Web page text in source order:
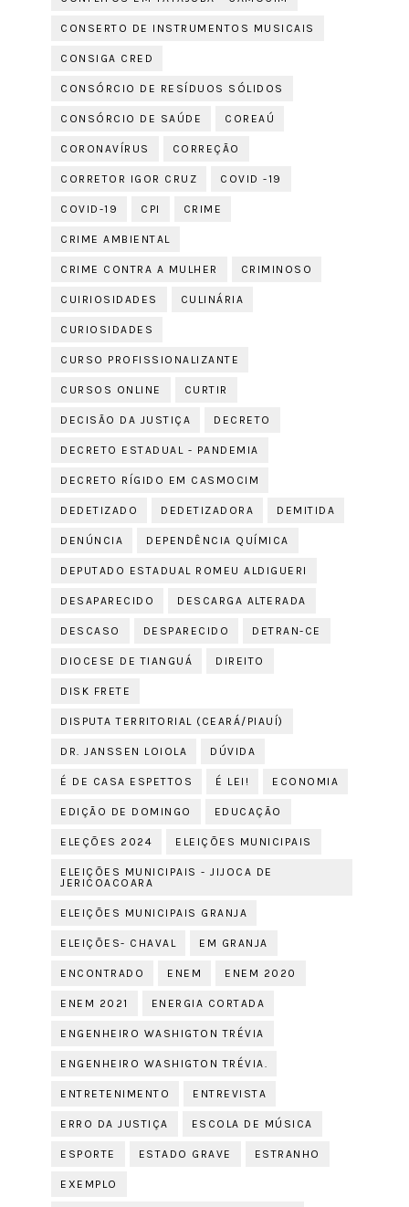
CONSERTO DE INSTRUMENTOS MUSICAIS
CONSIGA CRED
CONSÓRCIO DE RESÍDUOS SÓLIDOS
CONSÓRCIO DE SAÚDE COREAÚ
CORONAVÍRUS CORREÇÃO
CORRETOR IGOR CRUZ COVID -19
COVID-19 CPI CRIME
CRIME AMBIENTAL
CRIME CONTRA A MULHER CRIMINOSO
CUIRIOSIDADES CULINÁRIA
CURIOSIDADES
CURSO PROFISSIONALIZANTE
CURSOS ONLINE CURTIR
DECISÃO DA JUSTIÇA DECRETO
DECRETO ESTADUAL - PANDEMIA
DECRETO RÍGIDO EM CASMOCIM
DEDETIZADO DEDETIZADORA DEMITIDA
DENÚNCIA DEPENDÊNCIA QUÍMICA
DEPUTADO ESTADUAL ROMEU ALDIGUERI
DESAPARECIDO DESCARGA ALTERADA
DESCASO DESPARECIDO DETRAN-CE
DIOCESE DE TIANGUÁ DIREITO
DISK FRETE
DISPUTA TERRITORIAL (CEARÁ/PIAUÍ)
DR. JANSSEN LOIOLA DÚVIDA
É DE CASA ESPETTOS É LEI! ECONOMIA
EDIÇÃO DE DOMINGO EDUCAÇÃO
ELEÇÕES 2024 ELEIÇÕES MUNICIPAIS
ELEIÇÕES MUNICIPAIS - JIJOCA DE
JERICOACOARA
ELEIÇÕES MUNICIPAIS GRANJA
ELEIÇÕES- CHAVAL EM GRANJA
ENCONTRADO ENEM ENEM 2020
ENEM 2021 ENERGIA CORTADA
ENGENHEIRO WASHIGTON TRÉVIA
ENGENHEIRO WASHIGTON TRÉVIA.
ENTRETENIMENTO ENTREVISTA
ERRO DA JUSTIÇA ESCOLA DE MÚSICA
ESPORTE ESTADO GRAVE ESTRANHO
EXEMPLO